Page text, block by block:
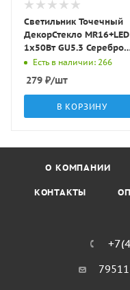
Светильник Точечный
ДекорСтекло MR16+LED
1х50Вт GU5.3 Серебро
D95х25мм IP20 D0301L
Есть в наличии: 266
279 ₽/шт
В КОРЗИНУ
О КОМПАНИИ
КОНТАКТЫ